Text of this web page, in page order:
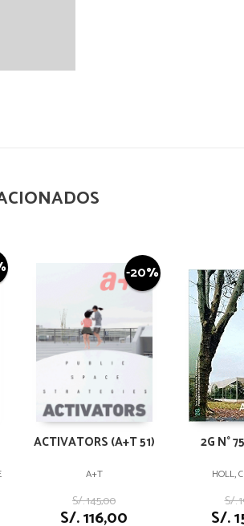
-20%
ACTIVATORS (A+T 51)
A+T
S/. 145,00
S/. 116,00
2G N°
HOLL,
S/.
S/.